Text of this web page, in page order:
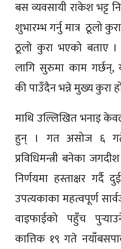
बस व्यवसायी राकेश भट्ट
शुभारम्भ गर्नु मात्र ठूलो
ठूलो कुरा भएको बताए
लागि सुरुमा काम गर्छन्,
की पाउँदैन भन्ने मुख्य कुरा
माथि उल्लिखित भनाइ
हुन् । गत असोज ६
प्रविधिमन्त्री बनेका
निर्णयमा हस्ताक्षर गर्दै
उपत्यकाका महत्वपूर्ण
वाइफाईको पहुँच
कात्तिक १९ गते